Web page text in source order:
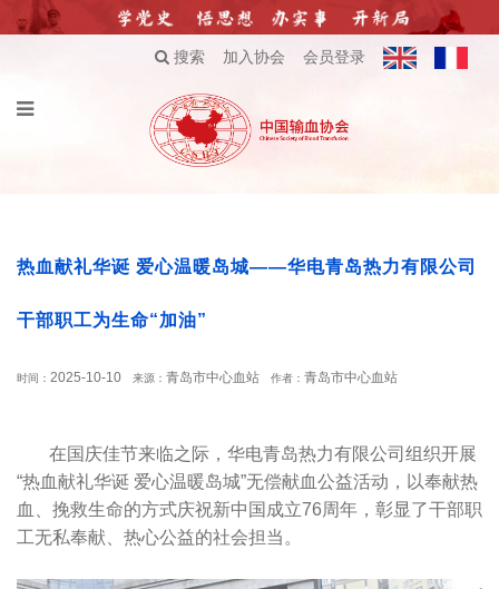
搜索 加入协会 会员登录
热血献礼华诞 爱心温暖岛城——华电青岛热力有限公司
干部职工为生命“加油”
时间： 2025-10-10 来源： 青岛市中心血站 作者： 青岛市中心血站
在国庆佳节来临之际，华电青岛热力有限公司组织开展
“热血献礼华诞 爱心温暖岛城”无偿献血公益活动，以奉献热
血、挽救生命的方式庆祝新中国成立76周年，彰显了干部职
工无私奉献、热心公益的社会担当。